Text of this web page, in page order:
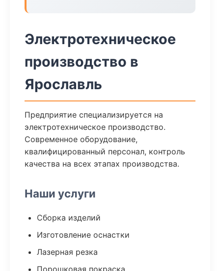
Электротехническое
производство в
Ярославль
Предприятие специализируется на
электротехническое производство.
Современное оборудование,
квалифицированный персонал, контроль
качества на всех этапах производства.
Наши услуги
Сборка изделий
Изготовление оснастки
Лазерная резка
Порошковая покраска